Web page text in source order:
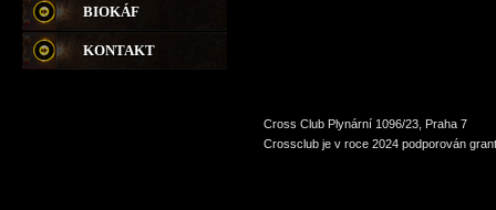
BIOKÁF
KONTAKT
Cross Club Plynární 1096/23, Praha 7
Crossclub je v roce 2024 podporován